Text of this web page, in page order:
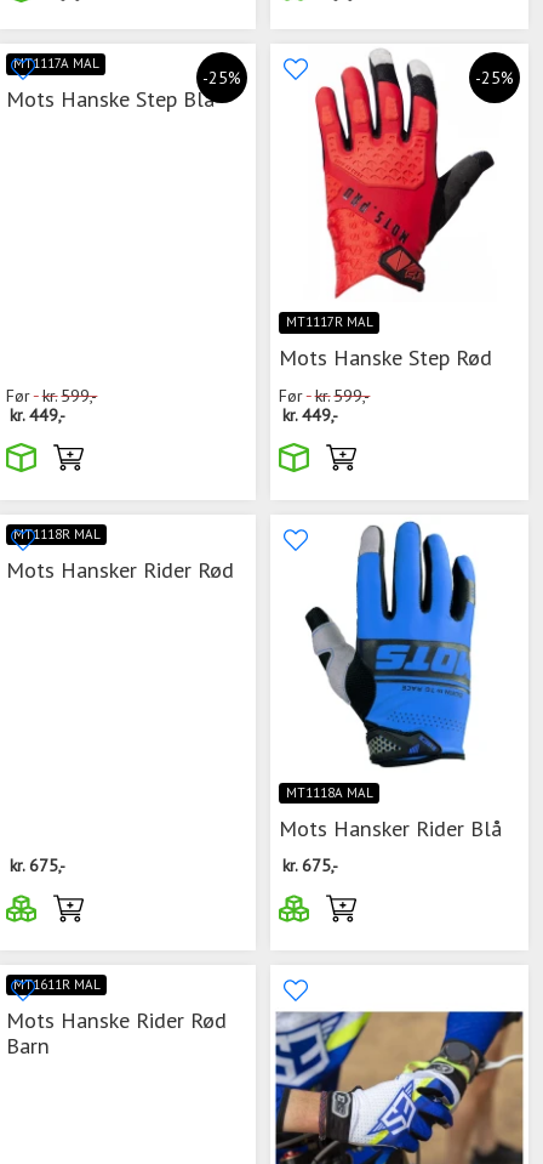
-25%
MT1117A MAL
Mots Hanske Step Blå
Før kr.599,-
kr.449,-
-25%
MT1117R MAL
Mots Hanske Step Rød
Før kr.599,-
kr.449,-
MT1118R MAL
Mots Hansker Rider Rød
kr.675,-
MT1118A MAL
Mots Hansker Rider Blå
kr.675,-
MT1611R MAL
Mots Hanske Rider Rød
Barn